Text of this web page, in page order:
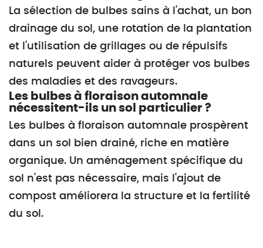
La sélection de bulbes sains à l'achat, un bon
drainage du sol, une rotation de la plantation
et l'utilisation de grillages ou de répulsifs
naturels peuvent aider à protéger vos bulbes
des maladies et des ravageurs.
Les bulbes à floraison automnale
nécessitent-ils un sol particulier ?
Les bulbes à floraison automnale prospèrent
dans un sol bien drainé, riche en matière
organique. Un aménagement spécifique du
sol n'est pas nécessaire, mais l'ajout de
compost améliorera la structure et la fertilité
du sol.